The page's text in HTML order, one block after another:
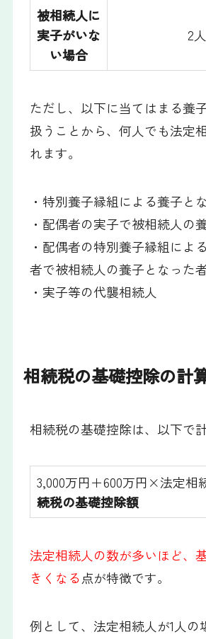
被相続人に
実子がいな
い場合
2人
ただし、以下に当てはまる養
扱うことから、何人でも法定
れます。
・特別養子縁組による養子と
・配偶者の実子で被相続人の
・配偶者の特別養子縁組によ
者で被相続人の養子となった
・実子等の代襲相続人
相続税の基礎控除の計
相続税の基礎控除は、以下で
3,000万円＋600万円×法定相
続税の基礎控除額
法定相続人の数が多いほど、
きくなる 点が特徴です。
例として、法定相続人が1人の